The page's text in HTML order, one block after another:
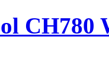
CH780